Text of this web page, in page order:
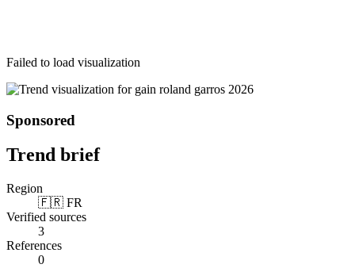
Failed to load visualization
Sponsored
Trend brief
Region
🇫🇷 FR
Verified sources
3
References
0